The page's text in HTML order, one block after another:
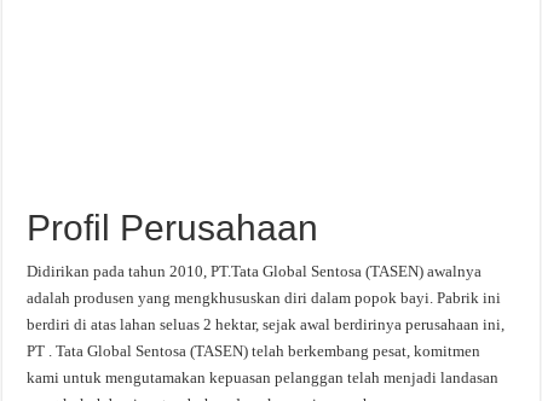
Profil Perusahaan
Didirikan pada tahun 2010, PT.Tata Global Sentosa (TASEN) awalnya
adalah produsen yang mengkhususkan diri dalam popok bayi. Pabrik ini
berdiri di atas lahan seluas 2 hektar, sejak awal berdirinya perusahaan ini,
PT . Tata Global Sentosa (TASEN) telah berkembang pesat, komitmen
kami untuk mengutamakan kepuasan pelanggan telah menjadi landasan